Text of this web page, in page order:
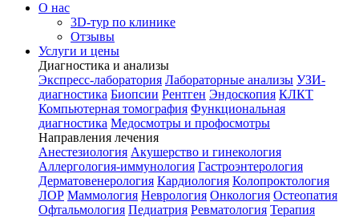
О нас
3D-тур по клинике
Отзывы
Услуги и цены
Диагностика и анализы
Экспресс-лаборатория Лабораторные анализы УЗИ-
диагностика Биопсии Рентген Эндоскопия КЛКТ
Компьютерная томография Функциональная
диагностика Медосмотры и профосмотры
Направления лечения
Анестезиология Акушерство и гинекология
Аллергология-иммунология Гастроэнтерология
Дерматовенерология Кардиология Колопроктология
ЛОР Маммология Неврология Онкология Остеопатия
Офтальмология Педиатрия Ревматология Терапия